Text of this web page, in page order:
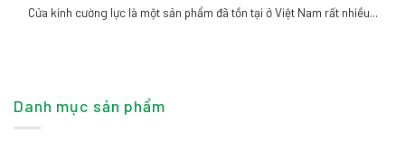
Cửa kính cường lực là một sản phẩm đã tồn tại ở Việt Nam rất nhiều...
Danh mục sản phẩm